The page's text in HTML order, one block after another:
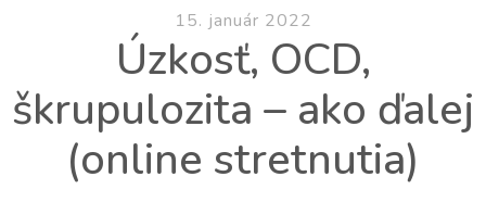
15. január 2022
Úzkosť, OCD,
škrupulozita – ako ďalej
(online stretnutia)